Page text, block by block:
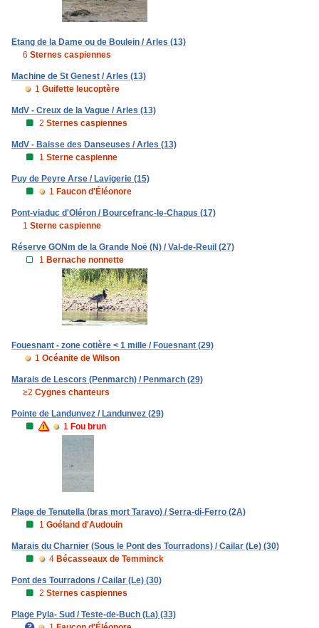
Etang de la Dame ou de Boulein / Arles (13)
6 Sternes caspiennes
Machine de St Genest / Arles (13)
1 Guifette leucoptère
MdV - Creux de la Vague / Arles (13)
2 Sternes caspiennes
MdV - Baisse des Danseuses / Arles (13)
1 Sterne caspienne
Puy de Peyre Arse / Lavigerie (15)
1 Faucon d'Éléonore
Pont-viaduc d'Oléron / Bourcefranc-le-Chapus (17)
1 Sterne caspienne
Réserve GONm de la Grande Noë (N) / Val-de-Reuil (27)
1 Bernache nonnette
Fouesnant - zone cotière < 1 mille / Fouesnant (29)
1 Océanite de Wilson
Marais de Lescors (Penmarch) / Penmarch (29)
≥2 Cygnes chanteurs
Pointe de Landunvez / Landunvez (29)
1 Fou brun
Plage de Tenutella (bras mort Taravo) / Serra-di-Ferro (2A)
1 Goéland d'Audouin
Marais du Charnier (Sous le Pont des Tourradons) / Cailar (Le) (30)
4 Bécasseaux de Temminck
Pont des Tourradons / Cailar (Le) (30)
2 Sternes caspiennes
Plage Pyla- Sud / Teste-de-Buch (La) (33)